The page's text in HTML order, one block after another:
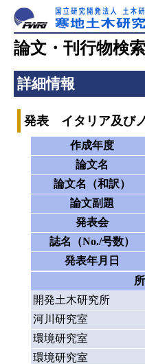
論文・刊行物検索
詳細情報
発表 イタリア及び
作成年度
論文名
論文名（和訳）
論文副題
発表会
誌名（No./号数）
発表年月日
開発土木研究所
河川研究室
環境研究室
環境研究室